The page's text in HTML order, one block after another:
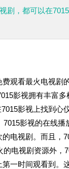
剧，都可以在
观看最火电视
影视拥有丰富
影视上找到
影视的在线
电视剧。而且
电视剧资源外
一时间观看到